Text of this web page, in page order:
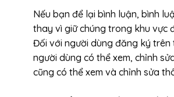
Nếu bạn để lại bình luận, bình
thay vì giữ chúng trong khu vực
Đối với người dùng đăng ký trên
người dùng có thể xem, chỉnh
cũng có thể xem và chỉnh sửa